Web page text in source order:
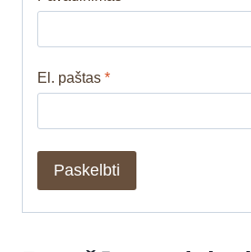
El. paštas *